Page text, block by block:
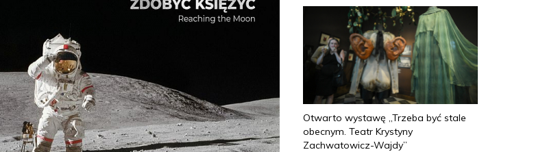
Otwarto wystawę „Trzeba być stale
obecnym. Teatr Krystyny
Zachwatowicz-Wajdy”